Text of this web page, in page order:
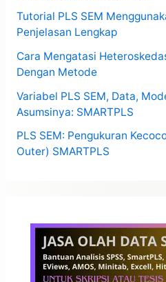
Tutorial PLS SEM
Penjelasan Lengkap
Cara Mengatasi
Dengan Metode
Variabel PLS SEM, Data,
Asumsinya: SMARTPLS
PLS SEM: Pengukuran
Outer) SMARTPLS